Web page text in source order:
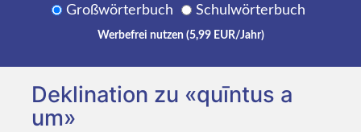
Großwörterbuch Schulwörterbuch
Werbefrei nutzen (5,99 EUR/Jahr)
Deklination zu «quīntus a
um»